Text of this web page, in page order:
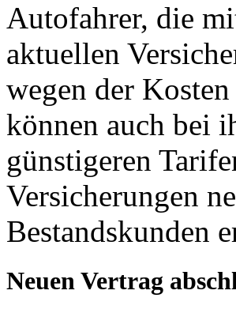
Autofahrer, die
aktuellen
wegen der
können auch bei
günstigeren
Versicherungen
Bestandskunden
Neuen Vertrag